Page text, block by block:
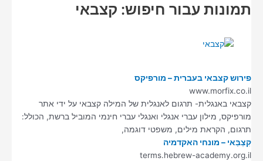
תמונות עבור חיפוש: קצבאי
פירוש קצבאי בעברית – מורפיקס
www.morfix.co.il
קצבאי באנגלית- תרגום לאנגלית של המילה קצבאי על ידי אתר
מורפיקס, מילון עברי אנגלי ואנגלי עברי חינמי המוביל ברשת, הכולל:
תרגום, הקראת מילים, משפטי דוגמה,
קִצְבַּאי – מונחי האקדמיה
terms.hebrew-academy.org.il